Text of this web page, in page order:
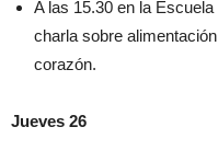
A las 15.30 en la
charla sobre
corazón.
Jueves 26